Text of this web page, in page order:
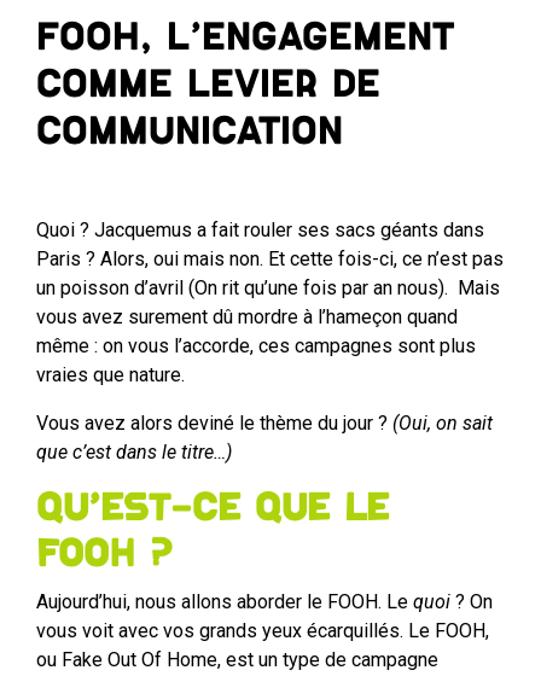
FOOH, l’engagement
comme levier de
communication
Quoi ? Jacquemus a fait rouler ses sacs géants dans
Paris ? Alors, oui mais non. Et cette fois-ci, ce n’est pas
un poisson d’avril (On rit qu’une fois par an nous). Mais
vous avez surement dû mordre à l’hameçon quand
même : on vous l’accorde, ces campagnes sont plus
vraies que nature.
Vous avez alors deviné le thème du jour ? (Oui, on sait
que c’est dans le titre…)
Qu’est-ce que le
FOOH ?
Aujourd’hui, nous allons aborder le FOOH. Le quoi ? On
vous voit avec vos grands yeux écarquillés. Le FOOH,
ou Fake Out Of Home, est un type de campagne